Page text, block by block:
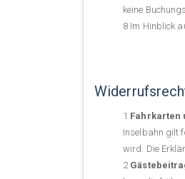
keine
Im Hinblick
Fahrkarten
Inselbahn gilt
wird. Die